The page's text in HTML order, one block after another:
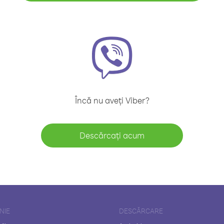
Încă nu aveți Viber?
Descărcați acum
DESCĂRCARE